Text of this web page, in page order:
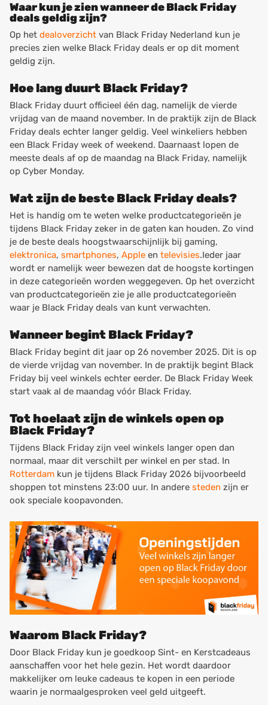
Waar kun je zien wanneer de Black Friday
deals geldig zijn?
Op het dealoverzicht van Black Friday Nederland kun je
precies zien welke Black Friday deals er op dit moment
geldig zijn.
Hoe lang duurt Black Friday?
Black Friday duurt officieel één dag, namelijk de vierde
vrijdag van de maand november. In de praktijk zijn de Black
Friday deals echter langer geldig. Veel winkeliers hebben
een Black Friday week of weekend. Daarnaast lopen de
meeste deals af op de maandag na Black Friday, namelijk
op Cyber Monday.
Wat zijn de beste Black Friday deals?
Het is handig om te weten welke productcategorieën je
tijdens Black Friday zeker in de gaten kan houden. Zo vind
je de beste deals hoogstwaarschijnlijk bij gaming,
elektronica, smartphones, Apple en televisies.Ieder jaar
wordt er namelijk weer bewezen dat de hoogste kortingen
in deze categorieën worden weggegeven. Op het overzicht
van productcategorieën zie je alle productcategorieën
waar je Black Friday deals van kunt verwachten.
Wanneer begint Black Friday?
Black Friday begint dit jaar op 26 november 2025. Dit is op
de vierde vrijdag van november. In de praktijk begint Black
Friday bij veel winkels echter eerder. De Black Friday Week
start vaak al de maandag vóór Black Friday.
Tot hoelaat zijn de winkels open op
Black Friday?
Tijdens Black Friday zijn veel winkels langer open dan
normaal, maar dit verschilt per winkel en per stad. In
Rotterdam kun je tijdens Black Friday 2026 bijvoorbeeld
shoppen tot minstens 23:00 uur. In andere steden zijn er
ook speciale koopavonden.
Waarom Black Friday?
Door Black Friday kun je goedkoop Sint- en Kerstcadeaus
aanschaffen voor het hele gezin. Het wordt daardoor
makkelijker om leuke cadeaus te kopen in een periode
waarin je normaalgesproken veel geld uitgeeft.